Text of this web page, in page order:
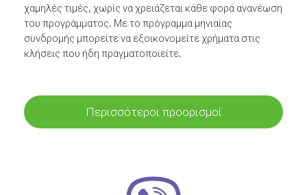
χαμηλές τιμές, χωρίς να χρειάζεται κάθε φορά ανανέωση
του προγράμματος. Με το πρόγραμμα μηνιαίας
συνδρομής μπορείτε να εξοικονομείτε χρήματα στις
κλήσεις που ήδη πραγματοποιείτε.
Περισσότεροι προορισμοί